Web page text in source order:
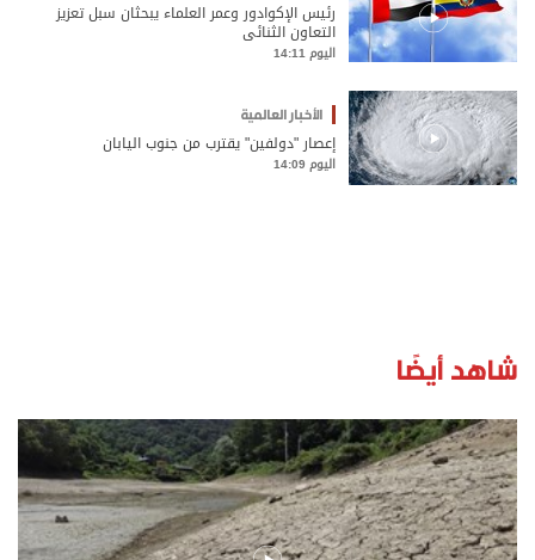
رئيس الإكوادور وعمر العلماء يبحثان سبل تعزيز
التعاون الثنائي
اليوم 14:11
الأخبار العالمية
إعصار "دولفين" يقترب من جنوب اليابان
اليوم 14:09
شاهد أيضًا